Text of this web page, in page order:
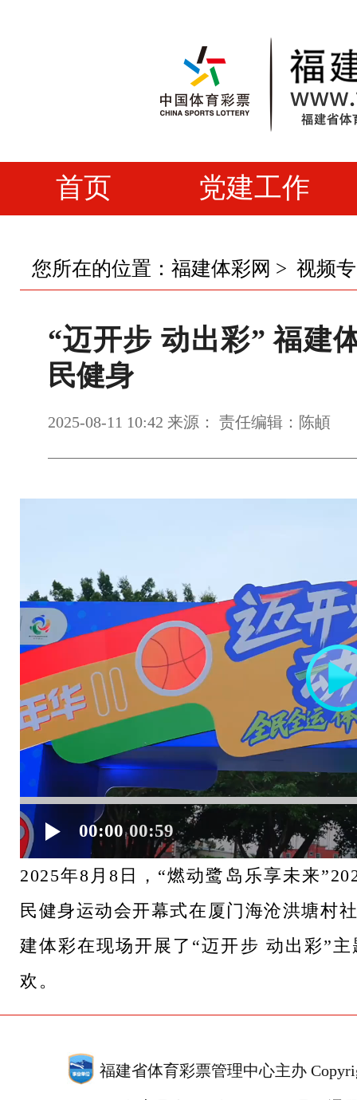
首页 党建工作
您所在的位置： 福建体彩网 > 视频
“迈开步 动出彩” 福建
民健身
2025-08-11 10:42 来源： 责任编辑：陈頔
00:00 00:59
2025年8月8日，“燃动鹭岛乐享未来
民健身运动会开幕式在厦门海沧洪塘村
建体彩在现场开展了“迈开步 动出彩”
欢。
福建省体育彩票管理中心主办